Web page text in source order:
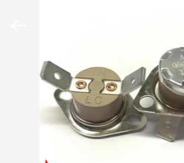
CASA
PRODOTTI